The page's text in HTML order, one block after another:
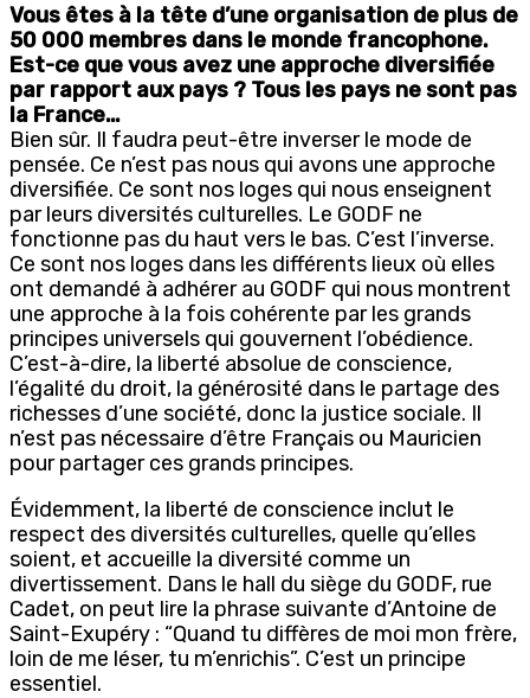
Vous êtes à la tête d’une organisation de plus de
50 000 membres dans le monde francophone.
Est-ce que vous avez une approche diversifiée
par rapport aux pays ? Tous les pays ne sont pas
la France…
Bien sûr. Il faudra peut-être inverser le mode de
pensée. Ce n’est pas nous qui avons une approche
diversifiée. Ce sont nos loges qui nous enseignent
par leurs diversités culturelles. Le GODF ne
fonctionne pas du haut vers le bas. C’est l’inverse.
Ce sont nos loges dans les différents lieux où elles
ont demandé à adhérer au GODF qui nous montrent
une approche à la fois cohérente par les grands
principes universels qui gouvernent l’obédience.
C’est-à-dire, la liberté absolue de conscience,
l’égalité du droit, la générosité dans le partage des
richesses d’une société, donc la justice sociale. Il
n’est pas nécessaire d’être Français ou Mauricien
pour partager ces grands principes.
Évidemment, la liberté de conscience inclut le
respect des diversités culturelles, quelle qu’elles
soient, et accueille la diversité comme un
divertissement. Dans le hall du siège du GODF, rue
Cadet, on peut lire la phrase suivante d’Antoine de
Saint-Exupéry : “Quand tu diffères de moi mon frère,
loin de me léser, tu m’enrichis”. C’est un principe
essentiel.